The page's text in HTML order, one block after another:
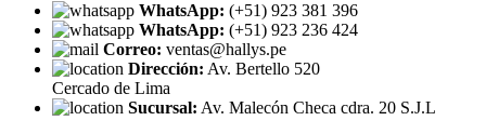
WhatsApp: (+51) 923 381 396
WhatsApp: (+51) 923 236 424
Correo: ventas@hallys.pe
Dirección: Av. Bertello 520
Cercado de Lima
Sucursal: Av. Malecón Checa cdra. 20 S.J.L